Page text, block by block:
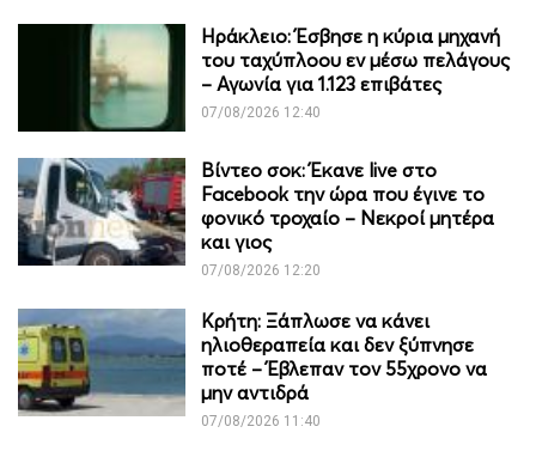
Ηράκλειο: Έσβησε η κύρια μηχανή
του ταχύπλοου εν μέσω πελάγους
– Αγωνία για 1.123 επιβάτες
07/08/2026 12:40
Βίντεο σοκ: Έκανε live στο
Facebook την ώρα που έγινε το
φονικό τροχαίο – Νεκροί μητέρα
και γιος
07/08/2026 12:20
Κρήτη: Ξάπλωσε να κάνει
ηλιοθεραπεία και δεν ξύπνησε
ποτέ – Έβλεπαν τον 55χρονο να
μην αντιδρά
07/08/2026 11:40